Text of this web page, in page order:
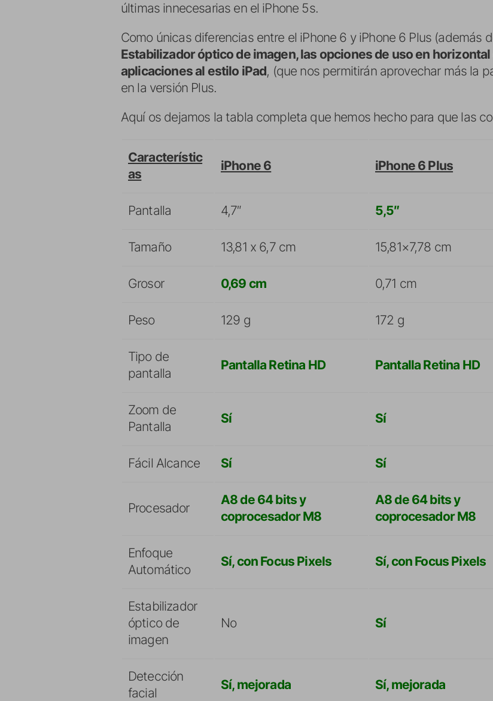
últimas innecesarias en el iPhone 5s.
Como únicas diferencias entre el iPhone 6 y iPhone 6 Plus (además
Estabilizador óptico de imagen, las opciones de uso en
aplicaciones al estilo iPad, (que nos permitirán aprovechar más la
en la versión Plus.
Aquí os dejamos la tabla completa que hemos hecho para que las
Característic
as
iPhone 6 iPhone 6 Plus
Pantalla 4,7″ 5,5″
Tamaño 13,81 x 6,7 cm 15,81×7,78 cm
Grosor 0,69 cm 0,71 cm
Peso 129 g 172 g
Tipo de
pantalla
Pantalla Retina HD Pantalla Retina HD
Zoom de
Pantalla
Sí Sí
Fácil Alcance Sí Sí
Procesador
A8 de 64 bits y
coprocesador M8
A8 de 64 bits y
coprocesador M8
Enfoque
Automático
Sí, con Focus Pixels Sí, con Focus Pixels
Estabilizador
óptico de
imagen
No Sí
Detección
facial
Sí, mejorada Sí, mejorada